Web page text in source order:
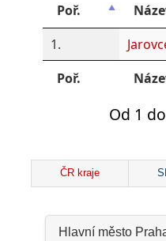
Poř.
1.
Poř.
Od 1
ČR kraje
Hlavní město